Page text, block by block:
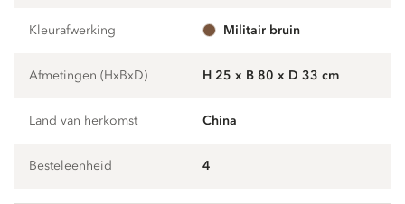
Kleurafwerking militair bruin
Afmetingen (HxBxD) H 25 x B 80 x D 33 cm
Land van herkomst China
Besteleenheid 4